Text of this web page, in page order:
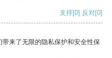
支持[0] 反对[0]
来了无限的隐私保护和安全性保